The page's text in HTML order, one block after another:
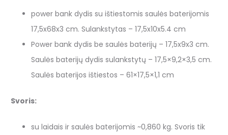
power bank dydis su ištiestomis saulės baterijomis
17,5x68x3 cm. Sulankstytas – 17,5x10x5.4 cm
Power bank dydis be saulės baterijų – 17,5x9x3 cm.
Saulės baterijų dydis sulankstytų – 17,5×9,2×3,5 cm.
Saulės baterijos ištiestos – 61×17,5×1,1 cm
Svoris:
su laidais ir saulės baterijomis ~0,860 kg. Svoris tik